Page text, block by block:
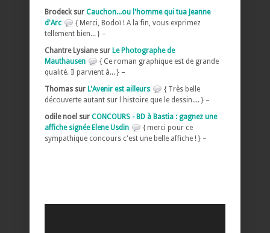
Brodeck sur Cauchon...ou l'homme qui tua Jeanne
d'Arc
{ Merci, Bodoï ! A la fin, vous exprimez
tellement bien... } –
Chantre Lysiane sur Le Photographe de
Mauthausen
{ Ce roman graphique est de grande
qualité. Il parvient à... } –
Thomas sur L'Avenir est ailleurs
{ Très belle
découverte autant sur l histoire que le dessin.... } –
odile noel sur CONCOURS - BD à Bastia : gagnez une
affiche signée Elene Usdin
{ merci pour ce
sympathique concours c'est une belle affiche ! } –